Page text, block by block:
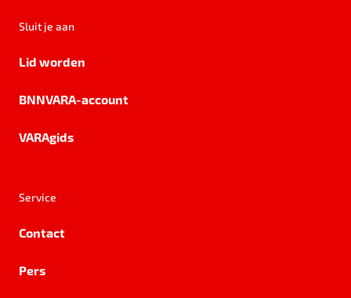
Sluit je aan
Lid worden
BNNVARA-account
VARAgids
Service
Contact
Pers